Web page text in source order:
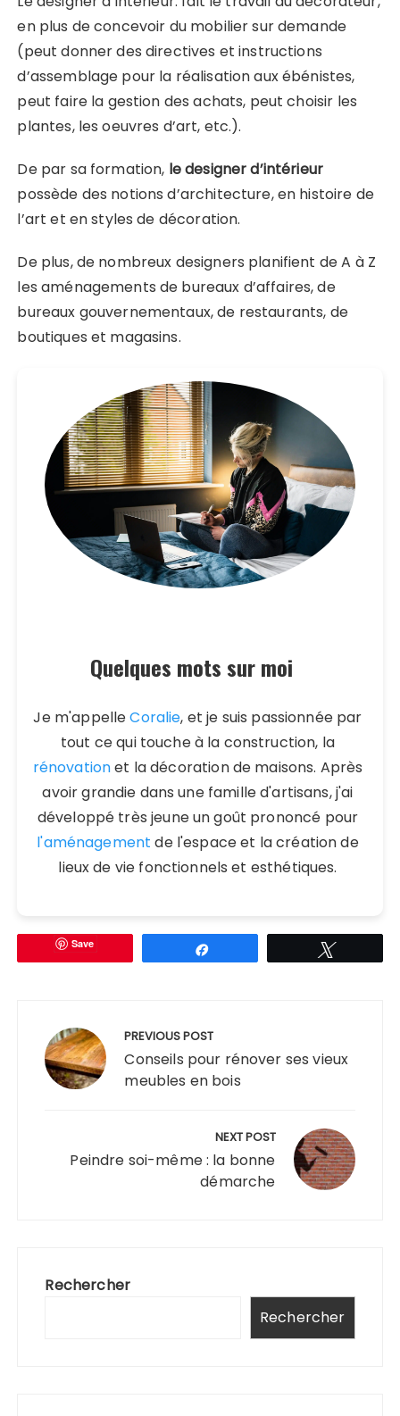
en plus de concevoir du mobilier sur demande
(peut donner des directives et instructions
d’assemblage pour la réalisation aux ébénistes,
peut faire la gestion des achats, peut choisir les
plantes, les oeuvres d’art, etc.).
De par sa formation, le designer d’intérieur
possède des notions d’architecture, en histoire de
l’art et en styles de décoration.
De plus, de nombreux designers planifient de A à Z
les aménagements de bureaux d’affaires, de
bureaux gouvernementaux, de restaurants, de
boutiques et magasins.
Quelques mots sur moi
Je m'appelleCoralie, et je suis passionnée par
tout ce qui touche à la construction, la
rénovationet la décoration de maisons. Après
avoir grandie dans une famille d'artisans, j'ai
développé très jeune un goût prononcé pour
l'aménagement de l'espace et la création de
lieux de vie fonctionnels et esthétiques.
Save
l’article
PREVIOUS POST
Conseils pour rénover ses vieux
meubles en bois
NEXT POST
Peindre soi-même : la bonne
démarche
Rechercher
Rechercher